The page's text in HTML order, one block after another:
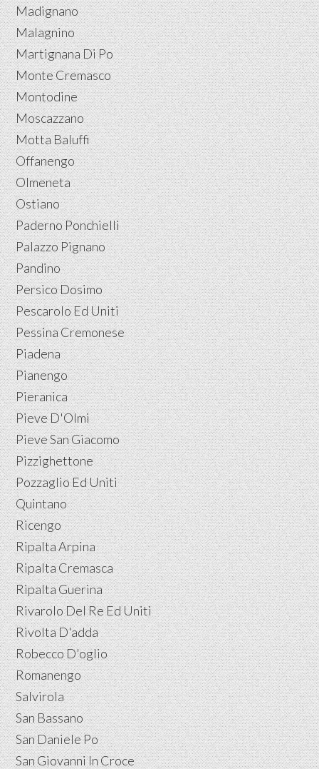
Madignano
Malagnino
Martignana Di Po
Monte Cremasco
Montodine
Moscazzano
Motta Baluffi
Offanengo
Olmeneta
Ostiano
Paderno Ponchielli
Palazzo Pignano
Pandino
Persico Dosimo
Pescarolo Ed Uniti
Pessina Cremonese
Piadena
Pianengo
Pieranica
Pieve D'Olmi
Pieve San Giacomo
Pizzighettone
Pozzaglio Ed Uniti
Quintano
Ricengo
Ripalta Arpina
Ripalta Cremasca
Ripalta Guerina
Rivarolo Del Re Ed Uniti
Rivolta D'adda
Robecco D'oglio
Romanengo
Salvirola
San Bassano
San Daniele Po
San Giovanni In Croce